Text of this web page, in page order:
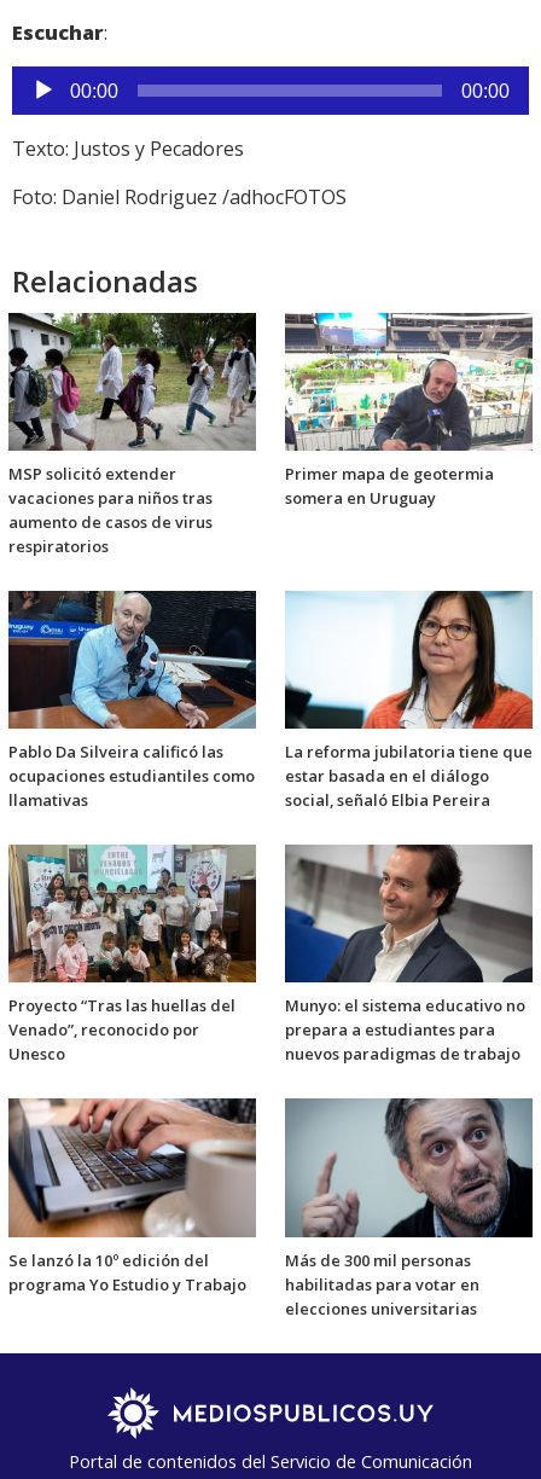
Escuchar:
Reproductor
de
audio
00:00 00:00
Texto: Justos y Pecadores
Foto: Daniel Rodriguez /adhocFOTOS
Relacionadas
MSP solicitó extender
vacaciones para niños tras
aumento de casos de virus
respiratorios
Primer mapa de geotermia
somera en Uruguay
Pablo Da Silveira calificó las
ocupaciones estudiantiles como
llamativas
La reforma jubilatoria tiene que
estar basada en el diálogo
social, señaló Elbia Pereira
Proyecto “Tras las huellas del
Venado”, reconocido por
Unesco
Munyo: el sistema educativo no
prepara a estudiantes para
nuevos paradigmas de trabajo
Se lanzó la 10º edición del
programa Yo Estudio y Trabajo
Más de 300 mil personas
habilitadas para votar en
elecciones universitarias
Portal de contenidos del Servicio de Comunicación